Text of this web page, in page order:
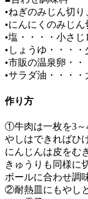
•ねぎのみじん切
•にんにくのみじ
•塩・・・・小さじ
•しょうゆ・・・・
•市販の温泉卵・・
•サラダ油・・・・
作り方
①牛肉は一枚を3～
やしはできればひ
にんじんは皮をむ
きゅうりも同様に
ボールに合わせ調
②耐熱皿にもやし